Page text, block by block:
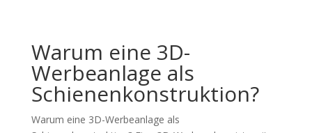
Warum eine 3D-
Werbeanlage als
Schienenkonstruktion?
Warum eine 3D-Werbeanlage als